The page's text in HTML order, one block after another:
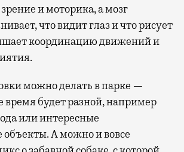
и моторика, а мозг
что видит глаз и что рисует
координацию движений и
можно делать в парке —
время будет разной, например
или интересные
объекты. А можно и вовсе